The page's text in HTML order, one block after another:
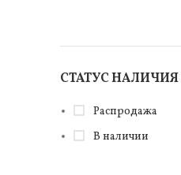
СТАТУС НАЛИЧИЯ
Распродажа
В наличии